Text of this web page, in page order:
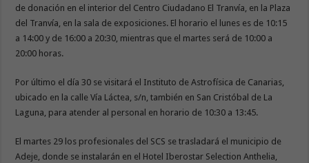
de donación en el interior del Centro Ciudadano El Tranvía, en la Plaza
del Tranvía, en la sala de exposiciones. El horario el lunes es de 10:15
a 14:00 y de 16:00 a 20:30, mientras que el martes será de 10:00 a
20:00 horas.
Por último el día 30 se visitará el Instituto de Astrofísica de Canarias,
ubicado en la calle Vía Láctea, s/n, también en San Cristóbal de La
Laguna, para atender al personal en horario de 10:30 a 13:45.
El martes 29 los profesionales del SCS se trasladará el municipio de
Adeje, donde se instalarán en el Hotel Iberostar Selection Anthelia,